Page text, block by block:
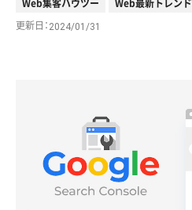
Web集客ハウツー Web最新トレンド
更新日 2024/01/31